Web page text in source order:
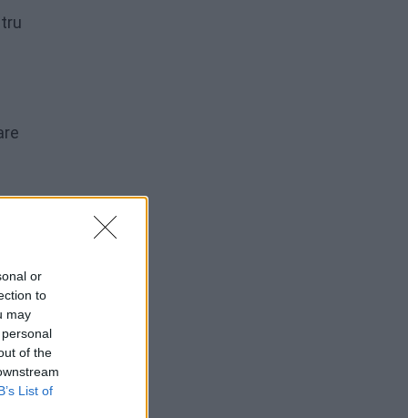
or
to
may
of the
List of
a